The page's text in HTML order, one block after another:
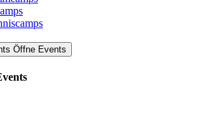
Öffne Events